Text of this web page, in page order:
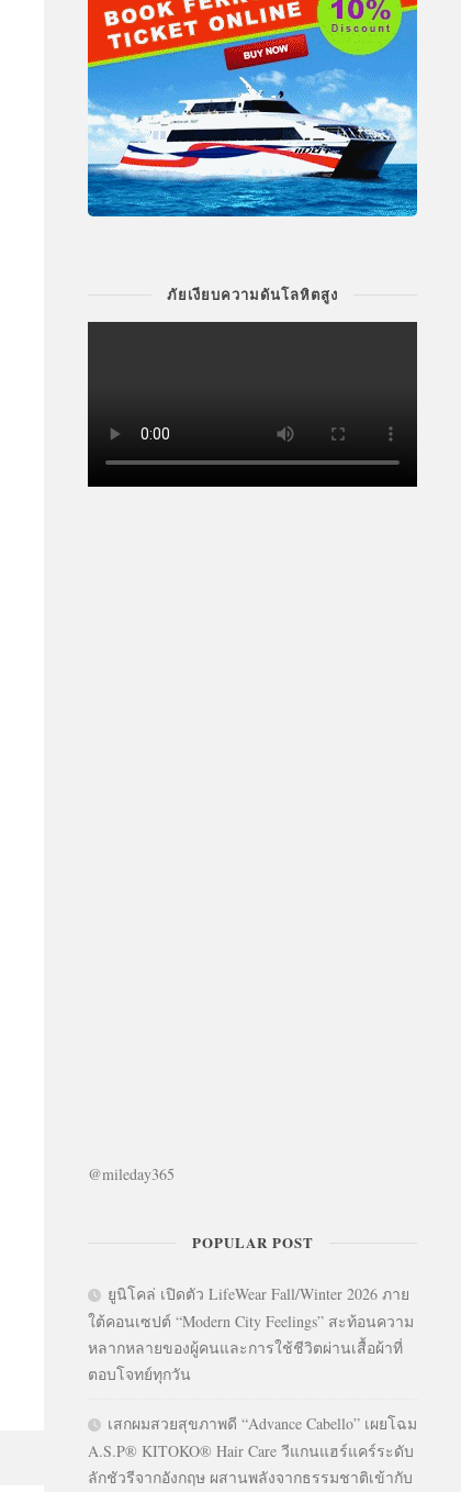
ภัยเงียบความดันโลหิตสูง
@mileday365
POPULAR POST
ยูนิโคล่ เปิดตัว LifeWear Fall/Winter 2026 ภาย
ใต้คอนเซปต์ “Modern City Feelings” สะท้อนความ
หลากหลายของผู้คนและการใช้ชีวิตผ่านเสื้อผ้าที่
ตอบโจทย์ทุกวัน
เสกผมสวยสุขภาพดี “Advance Cabello” เผยโฉม
A.S.P® KITOKO® Hair Care วีแกนแฮร์แคร์ระดับ
ลักชัวรีจากอังกฤษ ผสานพลังจากธรรมชาติเข้ากับ